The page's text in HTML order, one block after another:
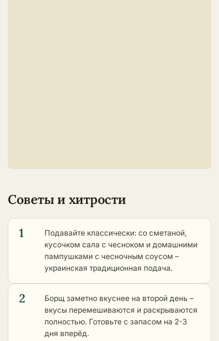
Советы и хитрости
1
Подавайте классически: со сметаной,
кусочком сала с чесноком и домашними
пампушками с чесночным соусом –
украинская традиционная подача.
2
Борщ заметно вкуснее на второй день –
вкусы перемешиваются и раскрываются
полностью. Готовьте с запасом на 2-3
дня вперёд.